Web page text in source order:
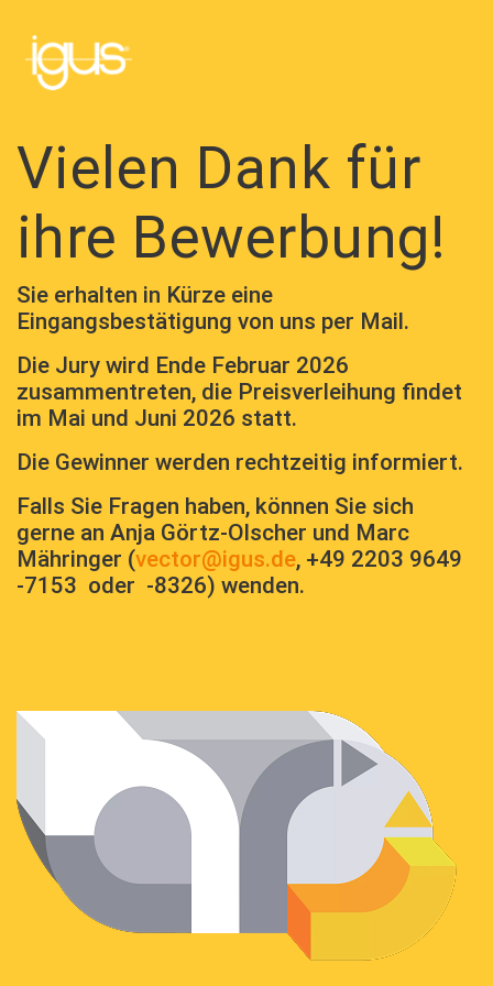
Vielen Dank für
ihre Bewerbung!
Sie erhalten in Kürze eine
Eingangsbestätigung von uns per Mail.
Die Jury wird Ende Februar 2026
zusammentreten, die Preisverleihung findet
im Mai und Juni 2026 statt.
Die Gewinner werden rechtzeitig informiert.
Falls Sie Fragen haben, können Sie sich
gerne an Anja Görtz-Olscher und Marc
Mähringer (vector@igus.de, +49 2203 9649
-7153 oder -8326) wenden.